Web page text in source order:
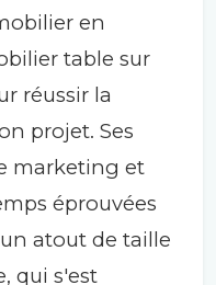
en
table sur
réussir la
projet. Ses
marketing et
éprouvées
atout de taille
qui s'est